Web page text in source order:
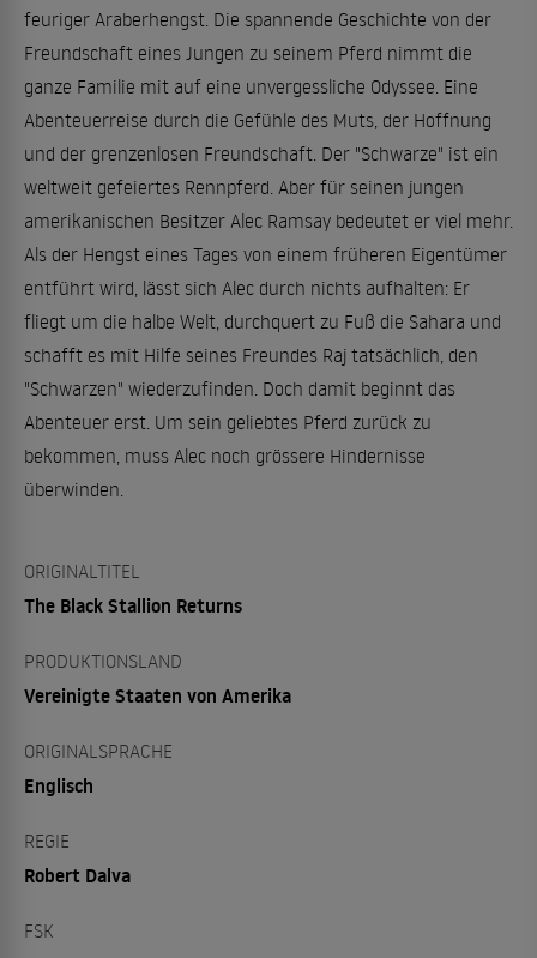
feuriger Araberhengst. Die spannende Geschichte von der
Freundschaft eines Jungen zu seinem Pferd nimmt die
ganze Familie mit auf eine unvergessliche Odyssee. Eine
Abenteuerreise durch die Gefühle des Muts, der Hoffnung
und der grenzenlosen Freundschaft. Der "Schwarze" ist ein
weltweit gefeiertes Rennpferd. Aber für seinen jungen
amerikanischen Besitzer Alec Ramsay bedeutet er viel mehr.
Als der Hengst eines Tages von einem früheren Eigentümer
entführt wird, lässt sich Alec durch nichts aufhalten: Er
fliegt um die halbe Welt, durchquert zu Fuß die Sahara und
schafft es mit Hilfe seines Freundes Raj tatsächlich, den
"Schwarzen" wiederzufinden. Doch damit beginnt das
Abenteuer erst. Um sein geliebtes Pferd zurück zu
bekommen, muss Alec noch grössere Hindernisse
überwinden.
ORIGINALTITEL
The Black Stallion Returns
PRODUKTIONSLAND
Vereinigte Staaten von Amerika
ORIGINALSPRACHE
Englisch
REGIE
Robert Dalva
FSK